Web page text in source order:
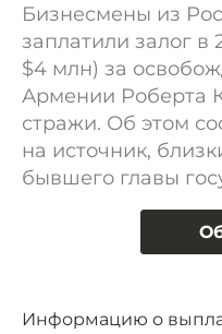
Бизнесмены из
заплатили залог
$4 млн) за
Армении Роберта
стражи. Об этом
на источник,
бывшего главы
Информацию о